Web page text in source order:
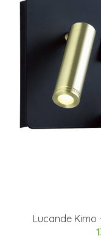
Lucande Kimo